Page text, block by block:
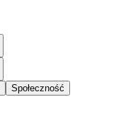
Społeczność